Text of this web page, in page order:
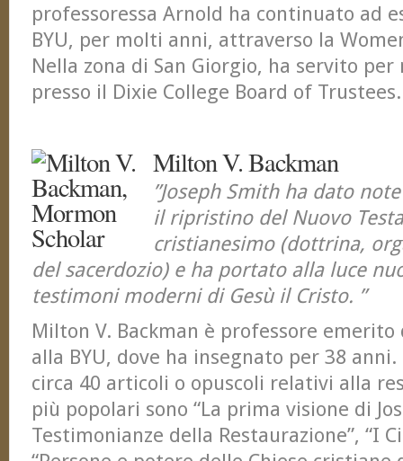
professoressa Arnold ha continuato ad
BYU, per molti anni, attraverso la
Nella zona di San Giorgio, ha servito
presso il Dixie College Board of Trustees.
Milton V. Backman
”Joseph Smith ha dato
il ripristino del Nuovo
cristianesimo (dottrina,
del sacerdozio) e ha portato alla luce
testimoni moderni di Gesù il Cristo. ”
Milton V. Backman è professore emerito
alla BYU, dove ha insegnato per 38
circa 40 articoli o opuscoli relativi alla
più popolari sono “La prima visione di
Testimonianze della Restaurazione”, “I